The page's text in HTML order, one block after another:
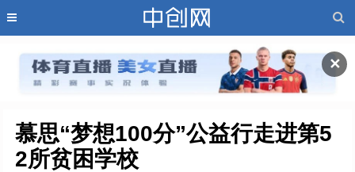
✕
慕思“梦想100分”公益行走进第5
2所贫困学校